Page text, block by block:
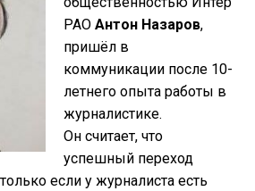
РАО Антон Назаров,
пришёл в
коммуникации после 10-
летнего опыта работы в
журналистике.
Он считает, что
успешный переход
если у журналиста есть